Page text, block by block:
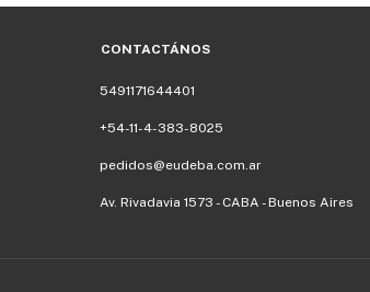
CONTACTÁNOS
5491171644401
+54-11-4-383-8025
pedidos@eudeba.com.ar
Av. Rivadavia 1573 - CABA - Buenos Aires